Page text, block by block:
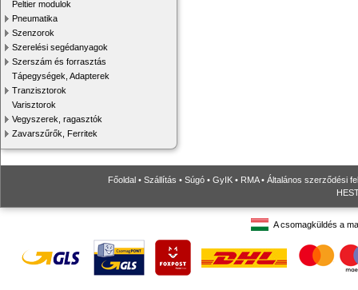
Peltier modulok
Pneumatika
Szenzorok
Szerelési segédanyagok
Szerszám és forrasztás
Tápegységek, Adapterek
Tranzisztorok
Varisztorok
Vegyszerek, ragasztók
Zavarszűrők, Ferritek
Főoldal • Szállítás • Súgó • GyIK • RMA• Általános szerződési
A csomagküldés a